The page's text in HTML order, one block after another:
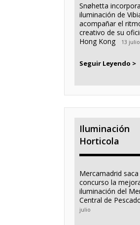
Snøhetta
iluminación de
acompañar el
creativo de su
Hong Kong
13 julio
Seguir Leyendo >
Iluminación
Horticola
Mercamadrid saca
concurso la
iluminación del
Central de
julio